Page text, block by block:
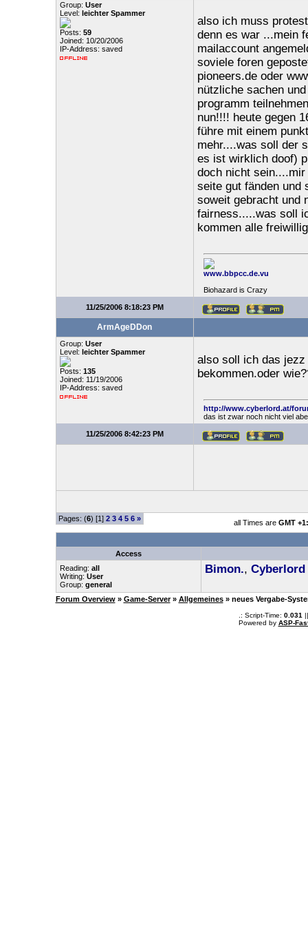
Group: User
Level: leichter Spammer
Posts: 59
Joined: 10/20/2006
IP-Address: saved
also ich muss
denn es war ...mein
mailaccount
soviele foren
pioneers.de oder
nützliche sachen
programm
nun!!!! heute gegen
führe mit einem
mehr....was soll der
es ist wirklich doof)
doch nicht
seite gut fänden und
soweit gebracht und
fairness.....was soll
kommen alle
www.bbpcc.de.vu
Biohazard is Crazy
11/25/2006 8:18:23 PM
ArmAgeDDon
Group: User
Level: leichter Spammer
Posts: 135
Joined: 11/19/2006
IP-Address: saved
also soll ich das jezz
bekommen.oder
http://www.cyberlord.at/
das ist zwar noch nicht viel
11/25/2006 8:42:23 PM
Pages: (6) [1] 2 3 4 5 6 » all Times are GMT
Access
Reading: all
Writing: User
Group: general
Bimon., Cyberlord
Forum Overview » Game-Server » Allgemeines » neues Vergabe-
.: Script-Time: 0.031
Powered by ASP-